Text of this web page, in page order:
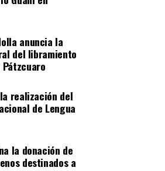
anuncia la
del libramiento
realización del
de Lengua
la donación de
destinados a